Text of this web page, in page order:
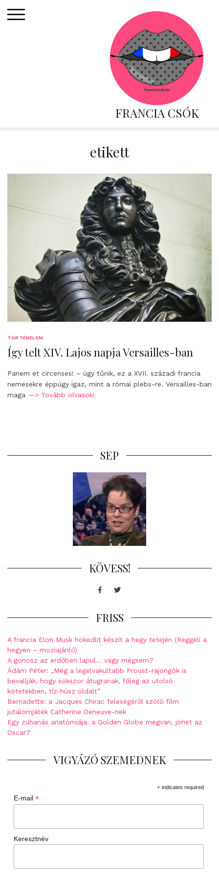
FRANCIA CSÓK
etikett
TÖRTÉNELEM
Így telt XIV. Lajos napja Versailles-ban
Panem et circenses! – úgy tűnik, ez a XVII. századi francia
nemesekre éppúgy igaz, mint a római plebs-re. Versailles-ban
maga —> Tovább olvasok!
SEP
KÖVESS!
FacebookTwitter
FRISS
A francia Elon Musk hokedlit készít a hegy tetején (Reggeli a
hegyen – moziajánló)
A gonosz az erdőben lapul… vagy mégsem?
Ádám Péter: „Még a legelvakultabb Proust-rajongók is
bevallják, hogy sokszor átugranak, főleg az utolsó
kötetekben, tíz-húsz oldalt”
Bernadette: a Jacques Chirac feleségéről szóló film
jutalomjáték Catherine Deneuve-nek
Egy zuhanás anatómiája: a Golden Globe megvan, jöhet az
Oscar?
VIGYÁZÓ SZEMEDNEK
*indicates required
E-mail *
Keresztnév